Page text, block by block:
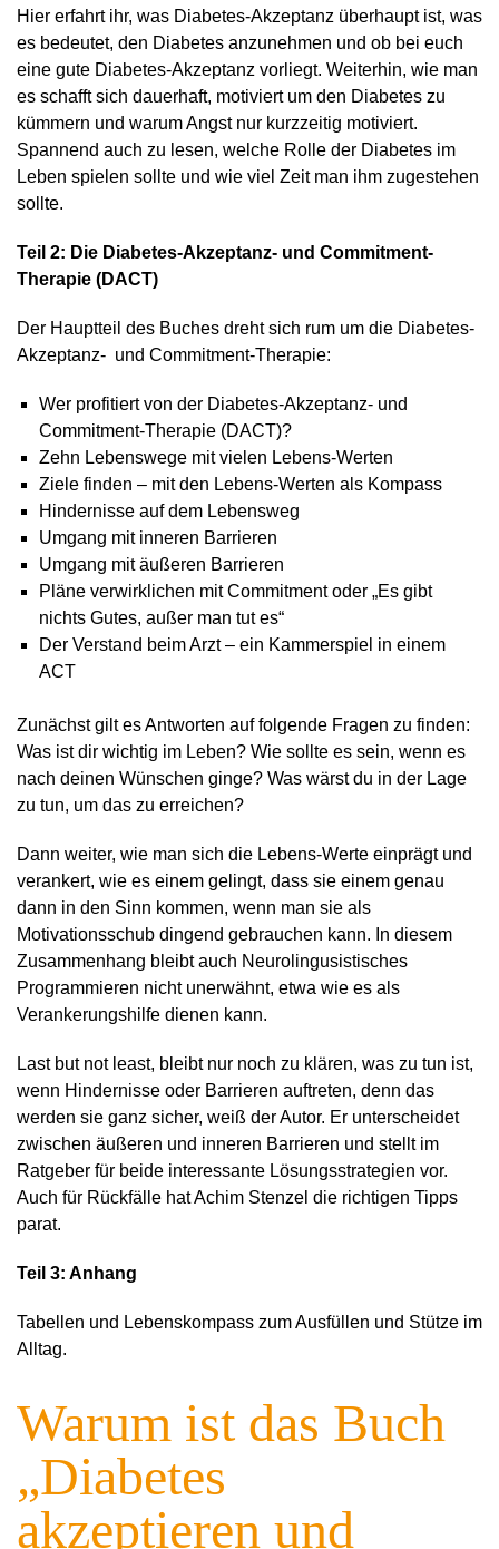
Hier erfahrt ihr, was Diabetes-Akzeptanz überhaupt ist, was
es bedeutet, den Diabetes anzunehmen und ob bei euch
eine gute Diabetes-Akzeptanz vorliegt. Weiterhin, wie man
es schafft sich dauerhaft, motiviert um den Diabetes zu
kümmern und warum Angst nur kurzzeitig motiviert.
Spannend auch zu lesen, welche Rolle der Diabetes im
Leben spielen sollte und wie viel Zeit man ihm zugestehen
sollte.
Teil 2: Die Diabetes-Akzeptanz- und Commitment-
Therapie (DACT)
Der Hauptteil des Buches dreht sich rum um die Diabetes-
Akzeptanz- und Commitment-Therapie:
Wer profitiert von der Diabetes-Akzeptanz- und
Commitment-Therapie (DACT)?
Zehn Lebenswege mit vielen Lebens-Werten
Ziele finden – mit den Lebens-Werten als Kompass
Hindernisse auf dem Lebensweg
Umgang mit inneren Barrieren
Umgang mit äußeren Barrieren
Pläne verwirklichen mit Commitment oder „Es gibt
nichts Gutes, außer man tut es“
Der Verstand beim Arzt – ein Kammerspiel in einem
ACT
Zunächst gilt es Antworten auf folgende Fragen zu finden:
Was ist dir wichtig im Leben? Wie sollte es sein, wenn es
nach deinen Wünschen ginge? Was wärst du in der Lage
zu tun, um das zu erreichen?
Dann weiter, wie man sich die Lebens-Werte einprägt und
verankert, wie es einem gelingt, dass sie einem genau
dann in den Sinn kommen, wenn man sie als
Motivationsschub dingend gebrauchen kann. In diesem
Zusammenhang bleibt auch Neurolingusistisches
Programmieren nicht unerwähnt, etwa wie es als
Verankerungshilfe dienen kann.
Last but not least, bleibt nur noch zu klären, was zu tun ist,
wenn Hindernisse oder Barrieren auftreten, denn das
werden sie ganz sicher, weiß der Autor. Er unterscheidet
zwischen äußeren und inneren Barrieren und stellt im
Ratgeber für beide interessante Lösungsstrategien vor.
Auch für Rückfälle hat Achim Stenzel die richtigen Tipps
parat.
Teil 3: Anhang
Tabellen und Lebenskompass zum Ausfüllen und Stütze im
Alltag.
Warum ist das Buch
„Diabetes
akzeptieren und